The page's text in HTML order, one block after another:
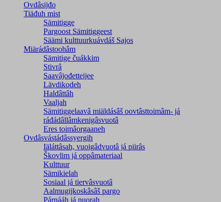
Ovdâsijđo
Tiäđuh mist
Sämitigge
Pargoost Sämitiggeest
Säämi kulttuurkuávdáš Sajos
Miärádâstoohâm
Sämitige čuákkim
Stivrâ
Saavâjođetteijee
Lävdikodeh
Haldâttâh
Vaaljah
Sämitiggelaavâ miäldásâš oovtâsttoimâm- já
ráđádâllâmkenigâsvuotâ
Eres toimâorgaaneh
Ovdâsvástádâssyergih
Iäláttâsah, vuoigâdvuotâ já piirâs
Škovlim já oppâmateriaal
Kulttuur
Sämikielah
Sosiaal já tiervâsvuotâ
Aalmugijkoskâsâš pargo
Párnááh já nuorah